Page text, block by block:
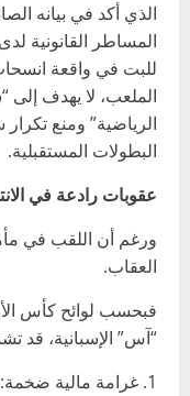
الذي أكد في بيانه
المساطر القانونية لدى
للبت في واقعة
الملعب، لا يهدف إلى
الرياضية” ومنع
البطولات المستقبلية.
عقوبات رادعة في
ورغم أن اللقب في
العقاب.
فبحسب لوائح كأس
“آس” الإسبانية، قد